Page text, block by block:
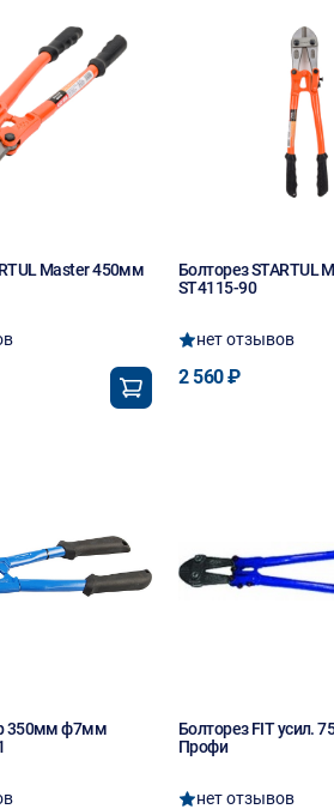
Master 450мм
Болторез STARTUL
ST4115-90
нет отзывов
2 560 ₽
350мм ф7мм
Болторез FIT усил.
Профи
нет отзывов